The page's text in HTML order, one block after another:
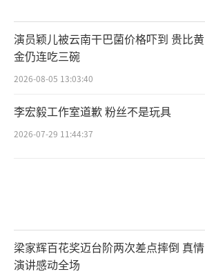
演员颖儿被云南干巴菌价格吓到 贵比黄
金仍连吃三碗
2026-08-05 13:03:40
李宏毅工作室道歉 粉丝不是玩具
2026-07-29 11:44:37
梁家辉百花奖迈台阶两次差点摔倒 真情
演讲感动全场